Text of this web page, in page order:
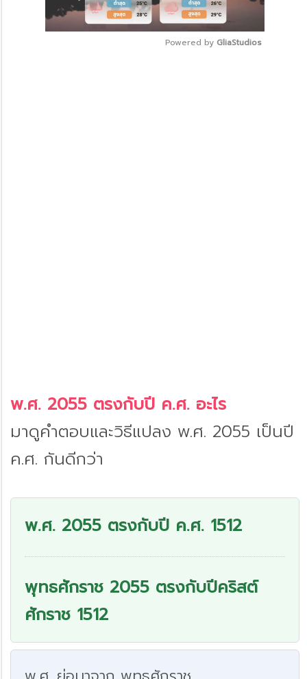
Powered by GliaStudios
พ.ศ. 2055 ตรงกับปี ค.ศ. อะไร
มาดูคำตอบและวิธีแปลง พ.ศ. 2055 เป็นปี
ค.ศ. กันดีกว่า
พ.ศ. 2055 ตรงกับปี ค.ศ. 1512
พุทธศักราช 2055 ตรงกับปีคริสต์
ศักราช 1512